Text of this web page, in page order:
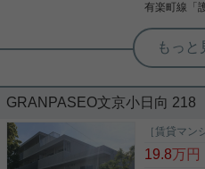
有楽町線 「
根津駅前センター（実用根津ホー
ッフ佐藤
振分タイ
ランクル
振分タイプ
の他にトラ
があります
GRANPASEO文京小日向 218
［賃貸マン
19.8万円